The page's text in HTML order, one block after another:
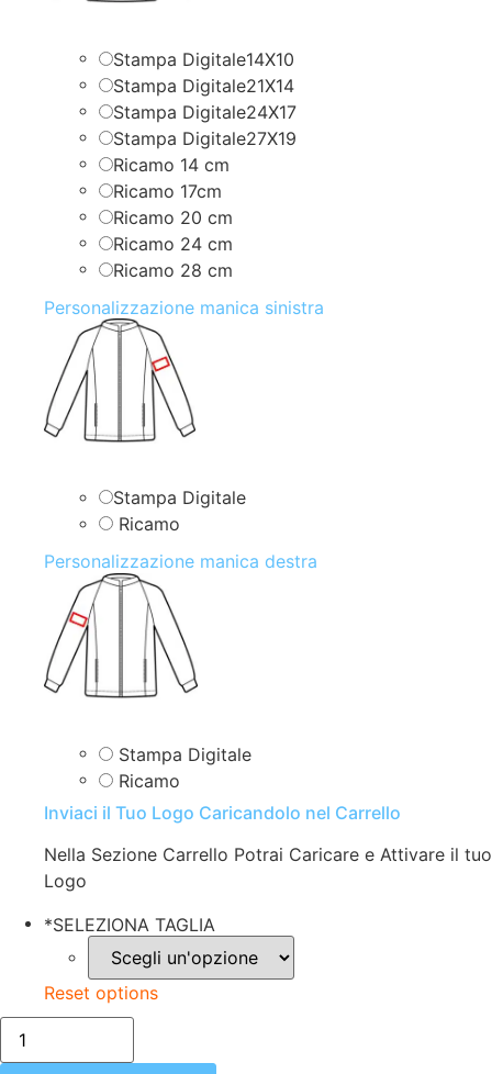
Stampa Digitale14X10
Stampa Digitale21X14
Stampa Digitale24X17
Stampa Digitale27X19
Ricamo 14 cm
Ricamo 17cm
Ricamo 20 cm
Ricamo 24 cm
Ricamo 28 cm
Personalizzazione manica sinistra
Stampa Digitale
Ricamo
Personalizzazione manica destra
Stampa Digitale
Ricamo
Inviaci il Tuo Logo Caricandolo nel Carrello
Nella Sezione Carrello Potrai Caricare e Attivare il tuo
Logo
*SELEZIONA TAGLIA
Reset options
bianco/FELPA
UOMO
|